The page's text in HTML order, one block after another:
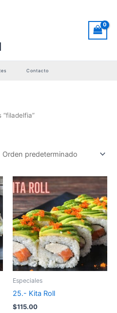
Contacto
Especiales
25.- Kita Roll
$115.00